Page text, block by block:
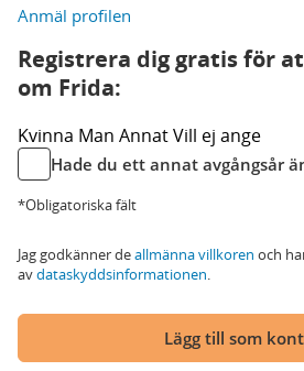
Anmäl profilen
Registrera dig gratis för
om Frida:
Kvinna Man AnnatVill ej ange
Hade du ett annat avgångsår
*Obligatoriska fält
Jag godkänner deallmänna villkoren och
avdataskyddsinformationen.
Lägg till som